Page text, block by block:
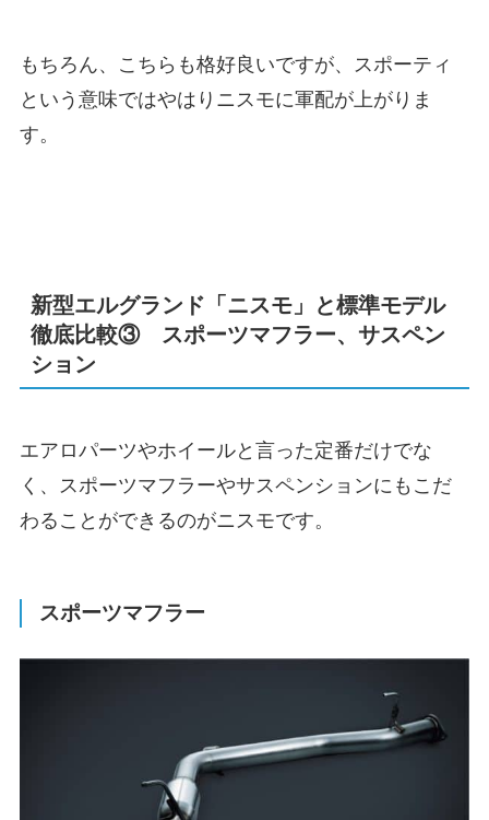
もちろん、こちらも格好良いですが、スポーティ
という意味ではやはりニスモに軍配が上がりま
す。
新型エルグランド「ニスモ」と標準モデル
徹底比較③ スポーツマフラー、サスペン
ション
エアロパーツやホイールと言った定番だけでな
く、スポーツマフラーやサスペンションにもこだ
わることができるのがニスモです。
スポーツマフラー